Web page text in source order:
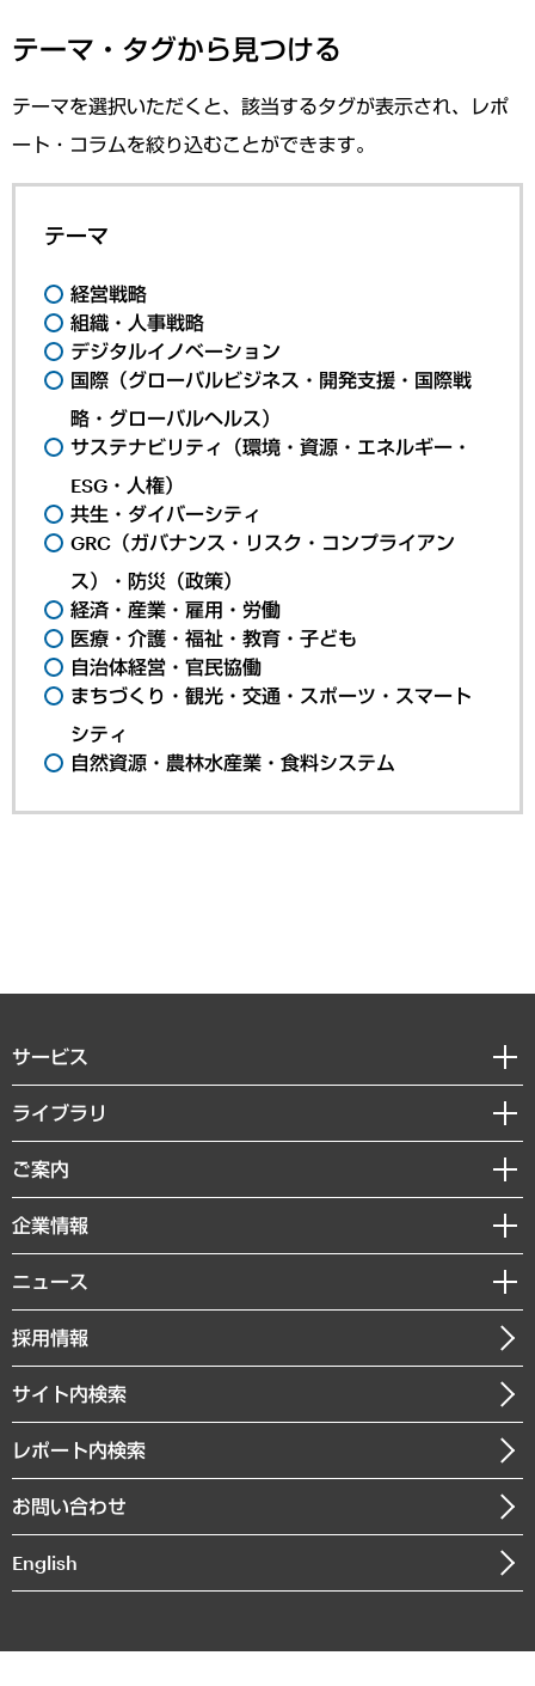
テーマ・タグから見つける
テーマを選択いただくと、該当するタグが表示され、レポ
ート・コラムを絞り込むことができます。
テーマ
経営戦略
組織・人事戦略
デジタルイノベーション
国際（グローバルビジネス・開発支援・国際戦
略・グローバルヘルス）
サステナビリティ（環境・資源・エネルギー・
ESG・人権）
共生・ダイバーシティ
GRC（ガバナンス・リスク・コンプライアン
ス）・防災（政策）
経済・産業・雇用・労働
医療・介護・福祉・教育・子ども
自治体経営・官民協働
まちづくり・観光・交通・スポーツ・スマート
シティ
自然資源・農林水産業・食料システム
サービス
経営戦略
組織・人事戦略
デジタルイノベーション
共生・ダイバーシティ
GRC（ガバナンス・リスク・コンプライアンス）・防災（政策）
経済・産業・雇用・労働
まちづくり・観光・交通・スポーツ・スマートシティ
自然資源・農林水産業・食料システム
ライブラリ
経済調査
レポート
コラム
経営用語集
受託・受注実績（官公庁関連）
メディア掲載・出演
ご案内
セミナー・イベント情報
MUFGビジネスセミナー
受託案件情報
企業情報
私たちの想い
社長メッセージ
会社概要
沿革
組織図・本部部室紹介
インドネシア現地法人
個人情報保護方針
ニュース
ニュースリリース
お知らせ
採用情報
サイト内検索
レポート内検索
お問い合わせ
English